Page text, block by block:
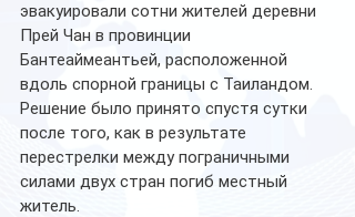
эвакуировали сотни жителей деревни
Прей Чан в провинции
Бантеаймеантьей, расположенной
вдоль спорной границы с Таиландом.
Решение было принято спустя сутки
после того, как в результате
перестрелки между пограничными
силами двух стран погиб местный
житель.